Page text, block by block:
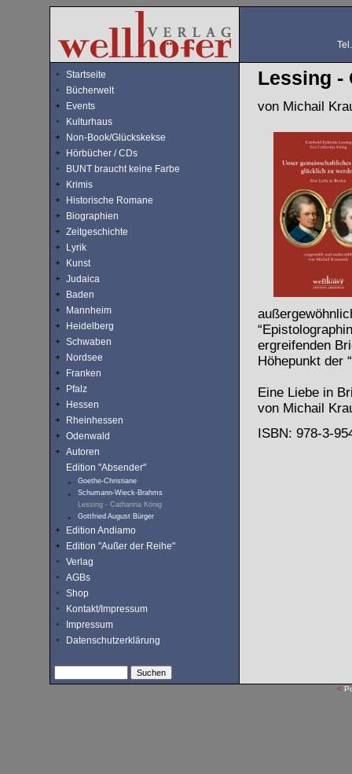
Startseite
Bücherwelt
Events
Kulturhaus
Non-Book/Glückskekse
Hörbücher / CDs
BUNT braucht keine Farbe
Krimis
Historische Romane
Biographien
Zeitgeschichte
Lyrik
Kunst
Judaica
Baden
Mannheim
Heidelberg
Schwaben
Nordsee
Franken
Pfalz
Hessen
Rheinhessen
Odenwald
Autoren
Edition "Absender"
Goethe-Christiane
Schumann-Wieck-Brahms
Lessing - Catharina König
Gottfried August Bürger
Edition Andiamo
Edition "Außer der Reihe"
Verlag
AGBs
Shop
Kontakt/Impressum
Impressum
Datenschutzerklärung
Lessing -
von Michail
ergreifenden
Höhepunkt der
Eine Liebe in
von Michail
ISBN: 978-3-
<